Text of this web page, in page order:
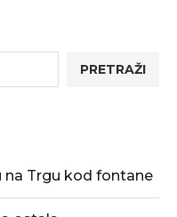
PRETRAŽI
na Trgu kod fontane